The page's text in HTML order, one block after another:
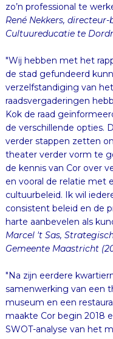
zo’n professional te
René Nekkers,
Cultuureducatie te
"Wij hebben met het
de stad gefundeerd
verzelfstandiging van
raadsvergaderingen
Kok de raad
de verschillende opties.
verder stappen zetten
theater verder vorm te
de kennis van Cor over
en vooral de relatie met
cultuurbeleid. Ik wil
consistent beleid en de
harte aanbevelen als
Marcel 't Sas,
Gemeente Maastricht
"Na zijn eerdere
samenwerking van een
museum en een
maakte Cor begin 2018
SWOT-analyse van het